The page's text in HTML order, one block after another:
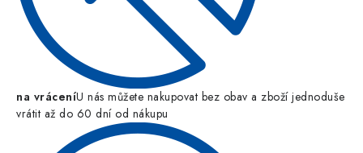
na vráceníU nás můžete nakupovat bez obav a zboží jednoduše
vrátit až do 60 dní od nákupu